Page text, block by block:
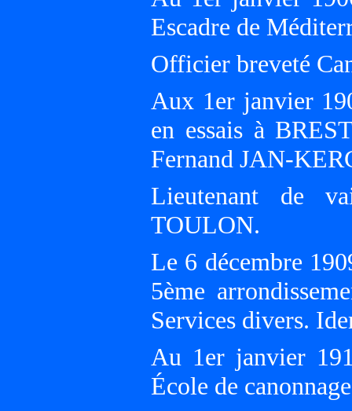
Escadre de
Officier breveté
Aux 1er janvier
en essais à
Fernand JAN-
Lieutenant de
TOULON.
Le 6 décembre
5ème
Services divers.
Au 1er janvier
École de